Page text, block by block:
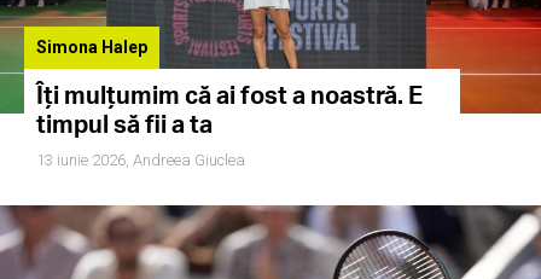
Simona Halep
Îți mulțumim că ai fost a noastră. E
timpul să fii a ta
13 iunie 2026, Andreea Giuclea